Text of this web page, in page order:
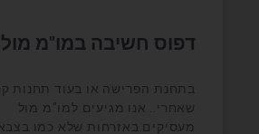
דפוס חשיבה במו"מ
בתחנת הפרישה או בעוד תחנות
שאחרי.. אנו מגיעים למו"מ מול
מעסיקים.באזרחות שלא כמו בצבא